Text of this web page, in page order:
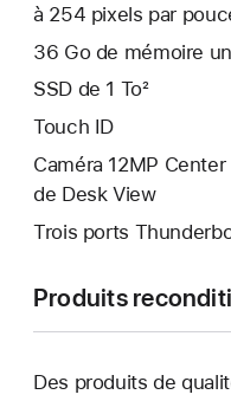
à 254 pixels par
36 Go de mémoire
SSD de 1 To²
Touch ID
Caméra 12MP
de Desk View
Trois ports
Produits
Des produits de